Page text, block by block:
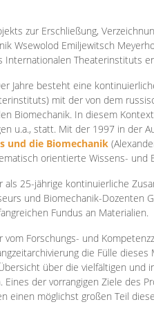
zur Erschließung,
Wsewolod Emiljewitsch
Internationalen Theaterinstituts
Jahre besteht eine
mit der von dem
Biomechanik. In diesem
u.a., statt. Mit der 1997 in der
und die Biomechanik
orientierte Wissens- und
25-jährige kontinuierliche
und Biomechanik-Dozenten
Fundus an Materialien.
vom Forschungs- und
die Fülle
über die vielfältigen
Eines der vorrangigen Ziele des
einen möglichst großen Teil